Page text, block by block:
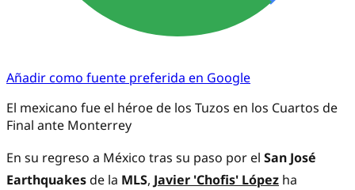
Añadir como fuente preferida en Google
El mexicano fue el héroe de los Tuzos en los Cuartos de
Final ante Monterrey
En su regreso a México tras su paso por el San José
Earthquakesde la MLS, Javier 'Chofis' López ha